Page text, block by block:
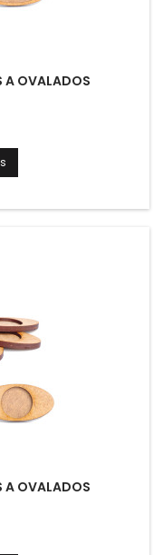
A OVALADOS
A OVALADOS